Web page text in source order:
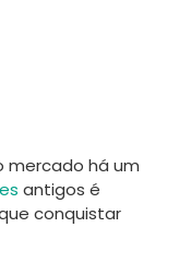
mercado há um
antigos é
conquistar